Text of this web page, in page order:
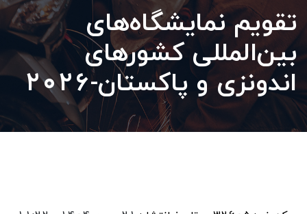
تقویم نمایشگاه‌های
بین‌المللی کشورهای
اندونزی و پاکستان-۲۰۲۶